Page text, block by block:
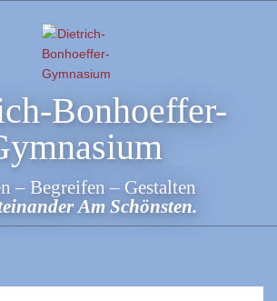
Bonhoeffer-
– Begreifen – Gestalten
Am Schönsten.